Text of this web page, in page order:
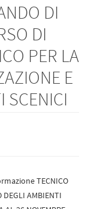
DI
DI
PER LA
E
SCENICI
TECNICO
DEGLI AMBIENTI